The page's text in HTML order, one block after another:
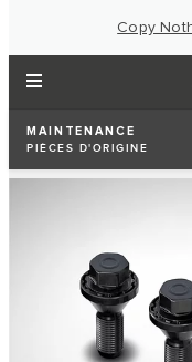
Copy
MAINTENANCE
PIÈCES D'ORIGINE